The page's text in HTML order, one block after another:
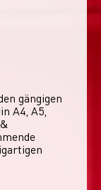
gängigen
A4, A5,